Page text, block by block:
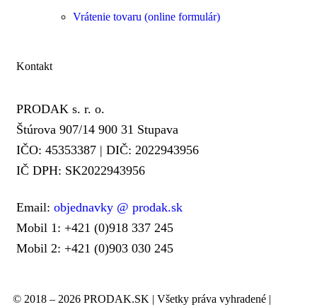
Vrátenie tovaru (online formulár)
Kontakt
PRODAK s. r. o.
Štúrova 907/14 900 31 Stupava
IČO: 45353387 | DIČ: 2022943956
IČ DPH: SK2022943956
Email: objednavky @ prodak.sk
Mobil 1: +421 (0)918 337 245
Mobil 2: +421 (0)903 030 245
© 2018 – 2026 PRODAK.SK | Všetky práva vyhradené |